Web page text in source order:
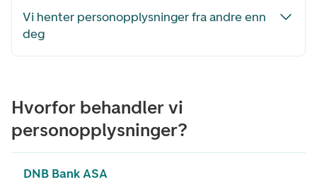
Vi henter personopplysninger fra andre enn
deg
Hvorfor behandler vi
personopplysninger?
DNB Bank ASA